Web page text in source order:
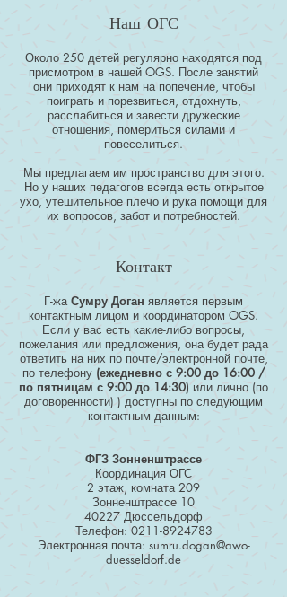
Наш ОГС
Около 250 детей регулярно находятся под
присмотром в нашей OGS. После занятий
они приходят к нам на попечение, чтобы
поиграть и порезвиться, отдохнуть,
расслабиться и завести дружеские
отношения, помериться силами и
повеселиться.
Мы предлагаем им пространство для этого.
Но у наших педагогов всегда есть открытое
ухо, утешительное плечо и рука помощи для
их вопросов, забот и потребностей.
Контакт
Г-жаСумру Доган является первым
контактным лицом и координатором OGS.
Если у вас есть какие-либо вопросы,
пожелания или предложения, она будет рада
ответить на них по почте/электронной почте,
по телефону (ежедневно с 9:00 до 16:00 /
по пятницам с 9:00 до 14:30) или лично (по
договоренности) ) доступны по следующим
контактным данным:
ФГЗ Зонненштрассе
Координация ОГС
2 этаж, комната 209
Зонненштрассе 10
40227 Дюссельдорф
Телефон: 0211-8924783
Электронная почта: sumru.dogan@awo-
duesseldorf.de